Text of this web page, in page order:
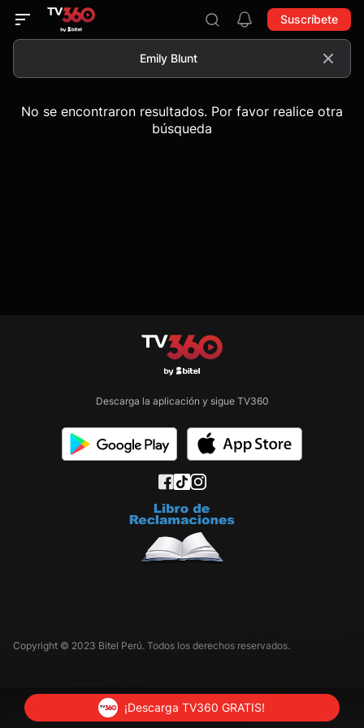
Suscríbete
No se encontraron resultados. Por favor realice otra
búsqueda
Descarga la aplicación y sigue TV360
Copyright © 2023 Bitel Perú. Todos los derechos reservados.
¡Descarga TV360 GRATIS!